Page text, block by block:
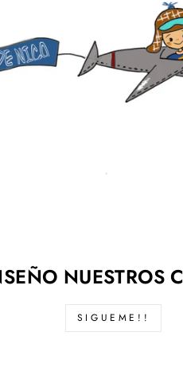
NUESTROS
SIGUEME!!